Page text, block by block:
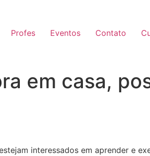
Profes Eventos Contato
em casa,
interessados em aprender e